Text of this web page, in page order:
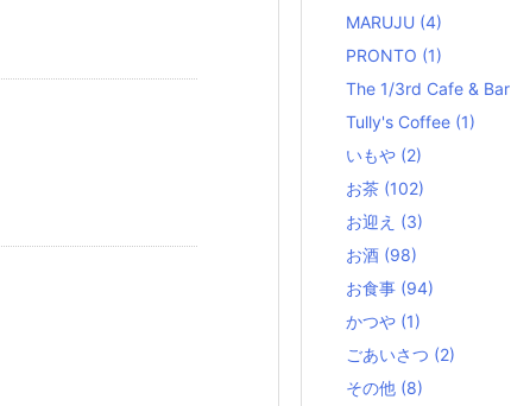
MARUJU (4)
PRONTO (1)
The 1/3rd Cafe & Bar
Tully's Coffee (1)
いもや (2)
お茶 (102)
お迎え (3)
お酒 (98)
お食事 (94)
かつや (1)
ごあいさつ (2)
その他 (8)